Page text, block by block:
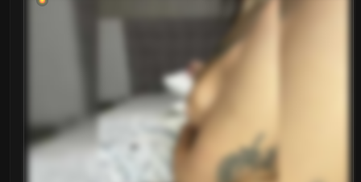
Laski
Nastolatki 18+
Ogolone cipki